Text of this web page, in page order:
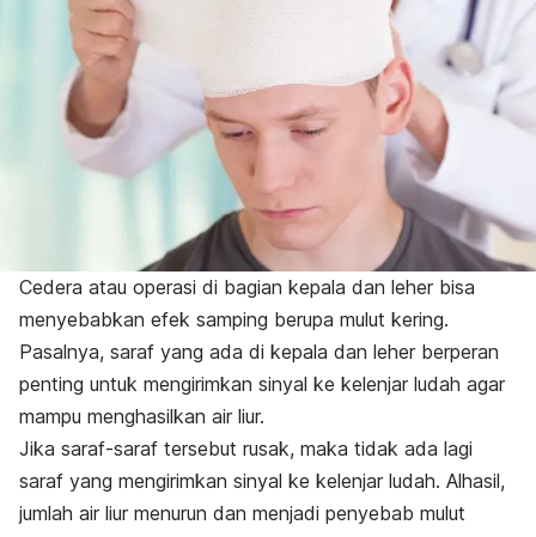
Cedera atau operasi di bagian kepala dan leher bisa
menyebabkan efek samping berupa mulut kering.
Pasalnya, saraf yang ada di kepala dan leher berperan
penting untuk mengirimkan sinyal ke kelenjar ludah agar
mampu menghasilkan air liur.
Jika saraf-saraf tersebut rusak, maka tidak ada lagi
saraf yang mengirimkan sinyal ke kelenjar ludah. Alhasil,
jumlah air liur menurun dan menjadi penyebab mulut